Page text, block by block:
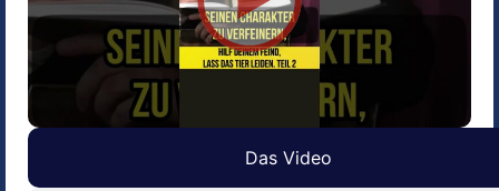
Das Video